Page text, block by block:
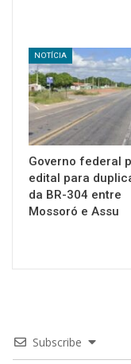
NOTÍCIA
Governo federal
edital para
da BR-304 entre
Mossoró e Assu
Subscribe